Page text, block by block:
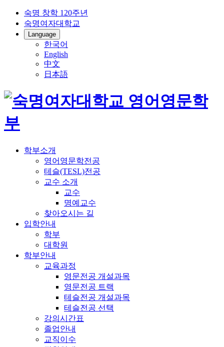
숙명 창학 120주년
숙명여자대학교
Language
한국어
English
中文
日本語
학부소개
영어영문학전공
테슬(TESL)전공
교수 소개
교수
명예교수
찾아오시는 길
입학안내
학부
대학원
학부안내
교육과정
영문전공 개설과목
영문전공 트랙
테슬전공 개설과목
테슬전공 선택
강의시간표
졸업안내
교직이수